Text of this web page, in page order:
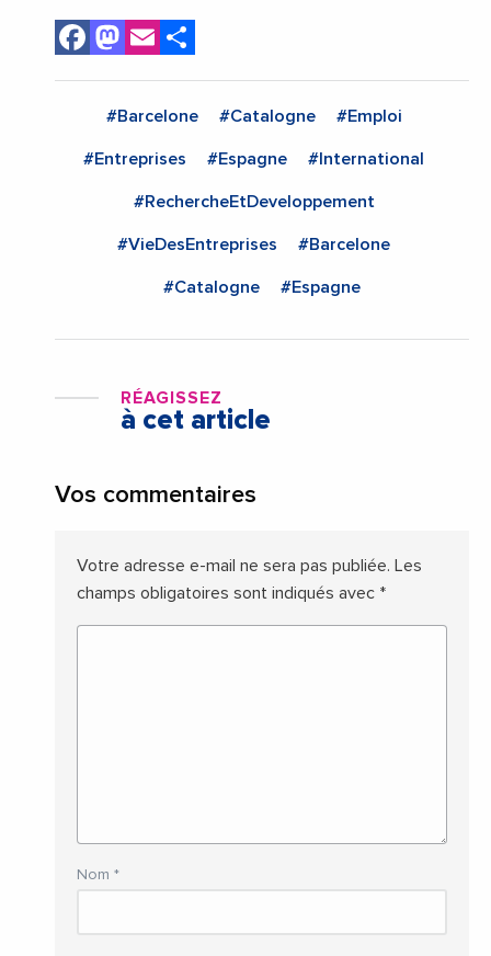
Facebook
Mastodon
Email
#Barcelone #Catalogne #Emploi
#Entreprises #Espagne #International
#RechercheEtDeveloppement
#VieDesEntreprises #Barcelone
#Catalogne #Espagne
RÉAGISSEZ
à cet article
Vos commentaires
Votre adresse e-mail ne sera pas publiée. Les
champs obligatoires sont indiqués avec *
Nom *